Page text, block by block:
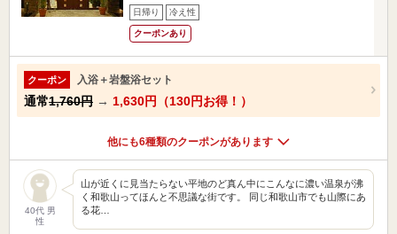
日帰り 冷え性
クーポンあり
クーポン 入浴＋岩盤浴セット
通常1,760円 → 1,630円（130円お得！）
他にも6種類のクーポンがあります
40代 男
性
山が近くに見当たらない平地のど真ん中にこんなに濃い温泉が沸
く和歌山ってほんと不思議な街です。 同じ和歌山市でも山際にあ
る花…